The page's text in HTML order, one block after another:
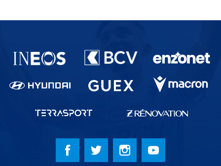
Partenaires du lausanne-Sport